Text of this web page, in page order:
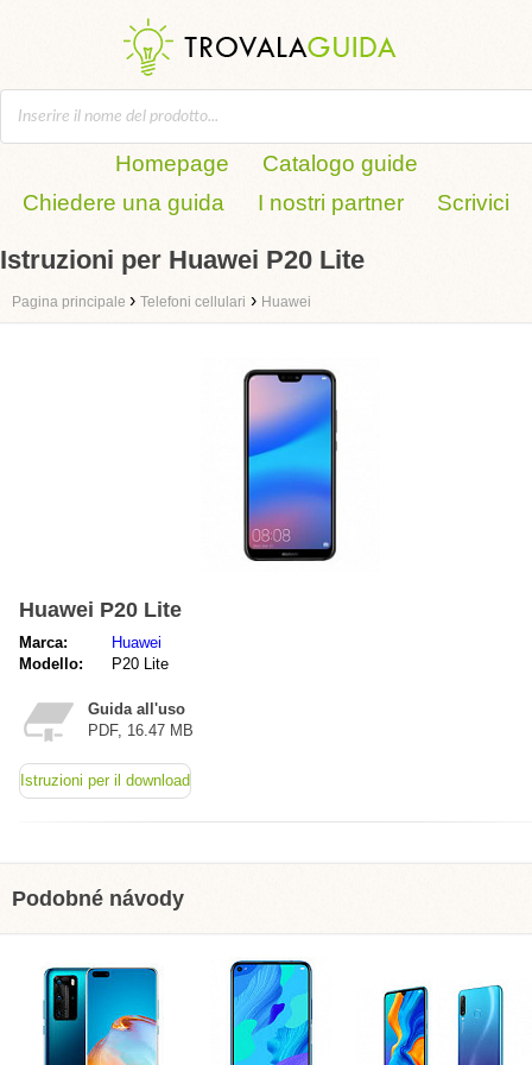
Homepage
Catalogo guide
Chiedere una guida
I nostri partner Scrivici
Istruzioni per Huawei P20 Lite
Pagina principale › Telefoni cellulari › Huawei
Huawei P20 Lite
Marca:
Huawei
Modello:
P20 Lite
Guida all'uso
PDF, 16.47 MB
Istruzioni per il download
Podobné návody